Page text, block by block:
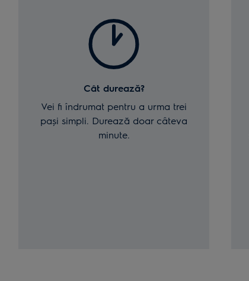
Cât durează?
Vei fi îndrumat pentru a urma trei
pași simpli. Durează doar câteva
minute.